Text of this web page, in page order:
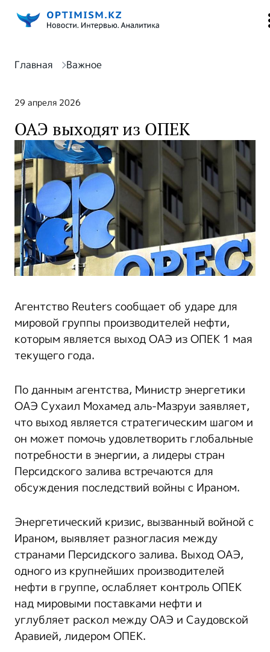
Главная Важное
29 апреля 2026
ОАЭ выходят из ОПЕК
Агентство Reuters сообщает об ударе для
мировой группы производителей нефти,
которым является выход ОАЭ из ОПЕК 1 мая
текущего года.
По данным агентства, Министр энергетики
ОАЭ Сухаил Мохамед аль-Мазруи заявляет,
что выход является стратегическим шагом и
он может помочь удовлетворить глобальные
потребности в энергии, а лидеры стран
Персидского залива встречаются для
обсуждения последствий войны с Ираном.
Энергетический кризис, вызванный войной с
Ираном, выявляет разногласия между
странами Персидского залива. Выход ОАЭ,
одного из крупнейших производителей
нефти в группе, ослабляет контроль ОПЕК
над мировыми поставками нефти и
углубляет раскол между ОАЭ и Саудовской
Аравией, лидером ОПЕК.